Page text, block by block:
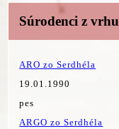
Súrodenci z vrhu
ARO zo Serdhéla
19.01.1990
pes
ARGO zo Serdhéla